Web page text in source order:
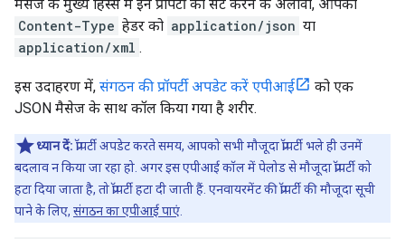
मैसेज के मुख्य हिस्से में इन प्रॉपर्टी को सेट करने के अलावा, आपको
Content-Type हेडर को application/json या
application/xml .
इस उदाहरण में, संगठन की प्रॉपर्टी अपडेट करें एपीआई
को एक
JSON मैसेज के साथ कॉल किया गया है शरीर.
ध्यान दें:प्रॉपर्टी अपडेट करते समय, आपको सभी मौजूदा प्रॉपर्टी भले ही उनमें
बदलाव न किया जा रहा हो. अगर इस एपीआई कॉल में पेलोड से मौजूदा प्रॉपर्टी को
हटा दिया जाता है, तो प्रॉपर्टी हटा दी जाती हैं. एनवायरमेंट की प्रॉपर्टी की मौजूदा सूची
पाने के लिए, संगठन का एपीआई पाएं